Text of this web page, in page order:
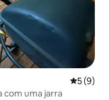
5 de
5 (9)
com uma jarra